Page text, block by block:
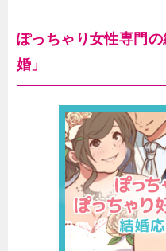
ぽっちゃり女性専門
婚」